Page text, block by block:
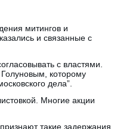
митингов и
и связанные с
с властями.
которому
дела”.
Многие акции
такие задержания